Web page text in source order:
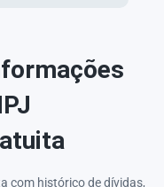
com histórico de dívidas,